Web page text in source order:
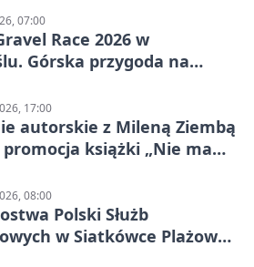
07:00
Race 2026 w
Górska przygoda na
17:00
autorskie z Mileną Ziembą
promocja książki „Nie mam
08:00
Polski Służb
w Siatkówce Plażowej